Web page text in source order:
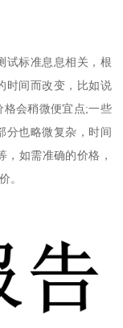
试标准息息相关，根
时间而改变，比如说
格会稍微便宜点;一些
分也略微复杂，时间
，如需准确的价格，
。